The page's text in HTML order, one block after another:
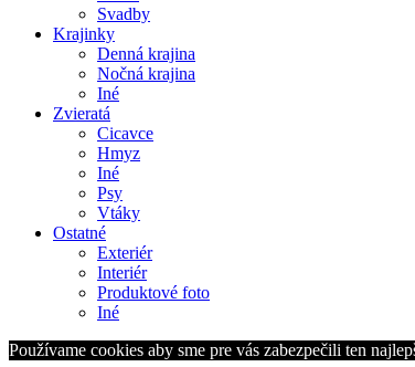
Svadby
Krajinky
Denná krajina
Nočná krajina
Iné
Zvieratá
Cicavce
Hmyz
Iné
Psy
Vtáky
Ostatné
Exteriér
Interiér
Produktové foto
Iné
Používame cookies aby sme pre vás zabezpečili ten